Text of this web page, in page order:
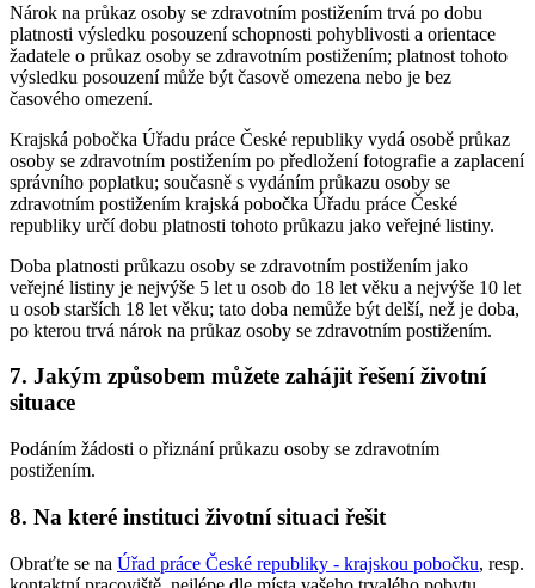
Nárok na průkaz osoby se zdravotním postižením trvá po dobu
platnosti výsledku posouzení schopnosti pohyblivosti a orientace
žadatele o průkaz osoby se zdravotním postižením; platnost tohoto
výsledku posouzení může být časově omezena nebo je bez
časového omezení.
Krajská pobočka Úřadu práce České republiky vydá osobě průkaz
osoby se zdravotním postižením po předložení fotografie a zaplacení
správního poplatku; současně s vydáním průkazu osoby se
zdravotním postižením krajská pobočka Úřadu práce České
republiky určí dobu platnosti tohoto průkazu jako veřejné listiny.
Doba platnosti průkazu osoby se zdravotním postižením jako
veřejné listiny je nejvýše 5 let u osob do 18 let věku a nejvýše 10 let
u osob starších 18 let věku; tato doba nemůže být delší, než je doba,
po kterou trvá nárok na průkaz osoby se zdravotním postižením.
7. Jakým způsobem můžete zahájit řešení životní
situace
Podáním žádosti o přiznání průkazu osoby se zdravotním
postižením.
8. Na které instituci životní situaci řešit
Obraťte se na Úřad práce České republiky - krajskou pobočku, resp.